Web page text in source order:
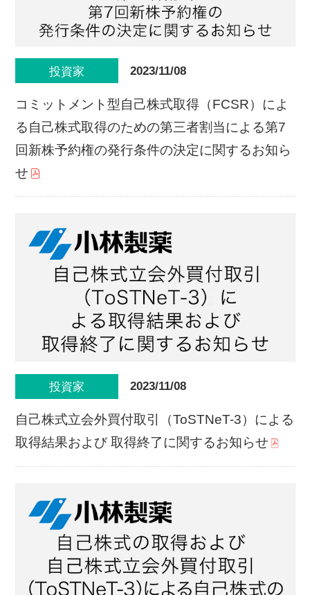
投資家 2023/11/08
コミットメント型自己株式取得（FCSR）によ
る自己株式取得のための第三者割当による第7
回新株予約権の発行条件の決定に関するお知ら
せ
投資家 2023/11/08
自己株式立会外買付取引（ToSTNeT-3）による
取得結果および 取得終了に関するお知らせ